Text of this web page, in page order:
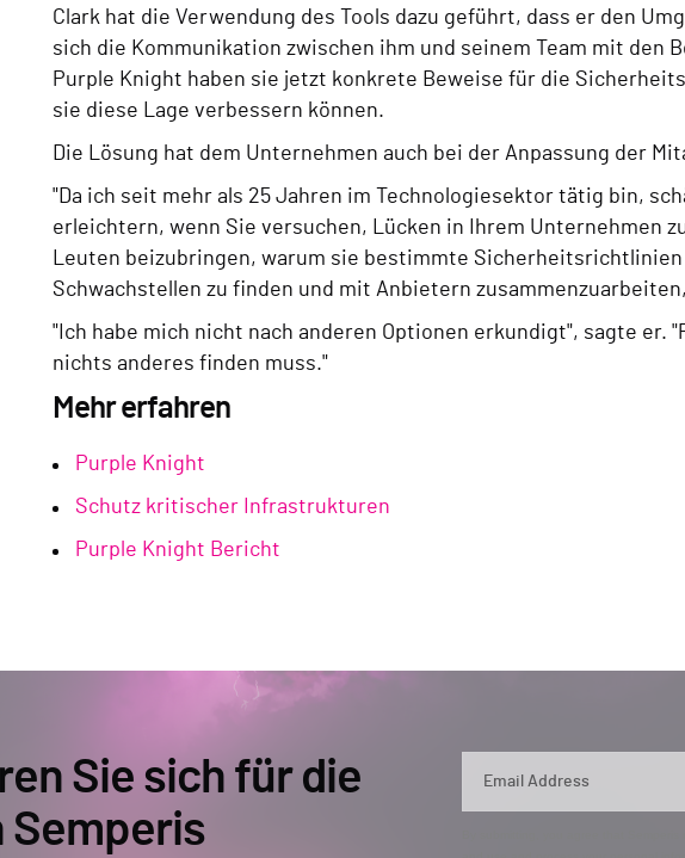
Clark hat die Verwendung des Tools dazu geführt, dass er den
sich die Kommunikation zwischen ihm und seinem Team mit den
Purple Knight haben sie jetzt konkrete Beweise für die
sie diese Lage verbessern können.
Die Lösung hat dem Unternehmen auch bei der Anpassung der
"Da ich seit mehr als 25 Jahren im Technologiesektor tätig bin,
erleichtern, wenn Sie versuchen, Lücken in Ihrem Unternehmen
Leuten beizubringen, warum sie bestimmte
Schwachstellen zu finden und mit Anbietern
"Ich habe mich nicht nach anderen Optionen erkundigt", sagte
nichts anderes finden muss."
Mehr erfahren
Purple Knight
Schutz kritischer Infrastrukturen
Purple Knight Bericht
Sie sich für die
Semperis